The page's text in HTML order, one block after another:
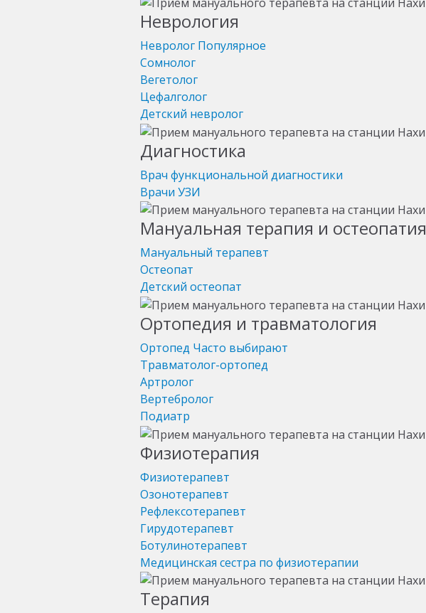
Неврология
Невролог Популярное
Сомнолог
Вегетолог
Цефалголог
Детский невролог
Диагностика
Врач функциональной диагностики
Врачи УЗИ
Мануальная терапия и остеопатия
Мануальный терапевт
Остеопат
Детский остеопат
Ортопедия и травматология
Ортопед Часто выбирают
Травматолог-ортопед
Артролог
Вертебролог
Подиатр
Физиотерапия
Физиотерапевт
Озонотерапевт
Рефлексотерапевт
Гирудотерапевт
Ботулинотерапевт
Медицинская сестра по физиотерапии
Терапия